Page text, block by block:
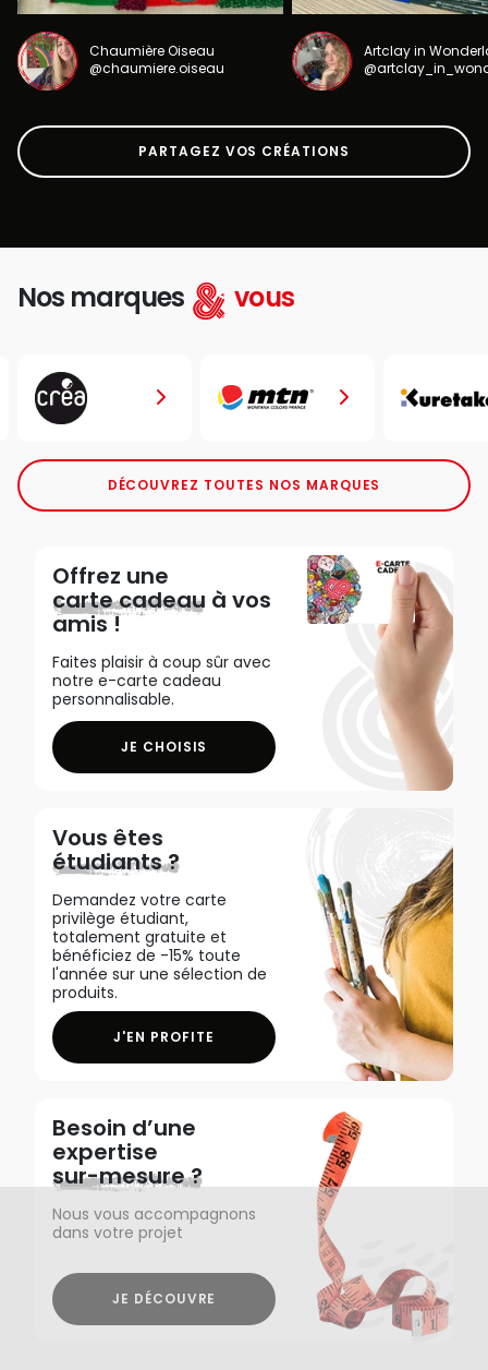
Chaumière Oiseau
@chaumiere.oiseau
Artclay in
PARTAGEZ VOS CRÉATIONS
Nos marques vous
DÉCOUVREZ TOUTES NOS MARQUES
Offrez une
carte cadeau à vos
amis !
Faites plaisir à coup sûr avec
notre e-carte cadeau
personnalisable.
JE CHOISIS
Vous êtes
étudiants ?
Demandez votre carte
privilège étudiant,
totalement gratuite et
bénéficiez de -15% toute
l'année sur une sélection de
produits.
J'EN PROFITE
Besoin d’une
expertise
sur-mesure ?
Nous vous accompagnons
dans votre projet
JE DÉCOUVRE